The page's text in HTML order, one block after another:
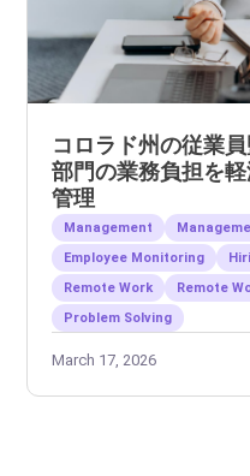
コロラド州の従業
部門の業務負担を
管理
Management
Employee Monitoring
Remote Work
Remote
Problem Solving
March 17, 2026